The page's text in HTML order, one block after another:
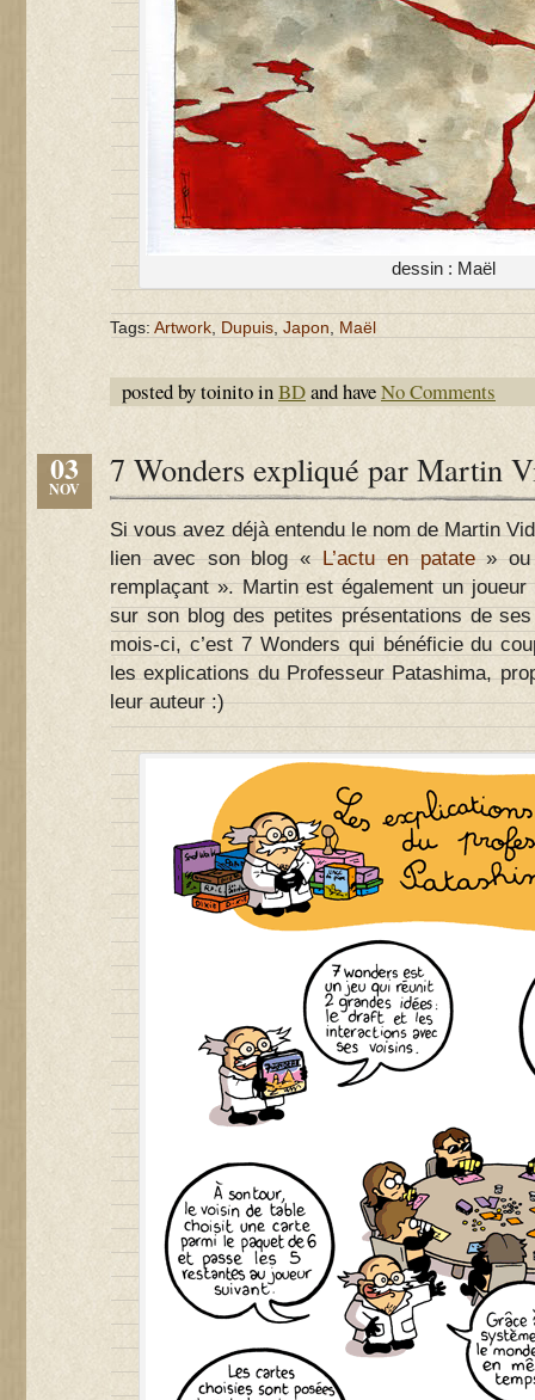
dessin : Maël
Tags: Artwork Dupuis Japon Maël
posted by toinito inBDand haveNo Comments
03
NOV 7 Wonders expliqué par Martin
Si vous avez déjà entendu le nom de Martin
lien avec son blog «L’actu en patate» ou
remplaçant ». Martin est également un
sur son blog des petites présentations de
mois-ci, c’est 7 Wonders qui bénéficie du
les explications du Professeur Patashima,
leur auteur :)